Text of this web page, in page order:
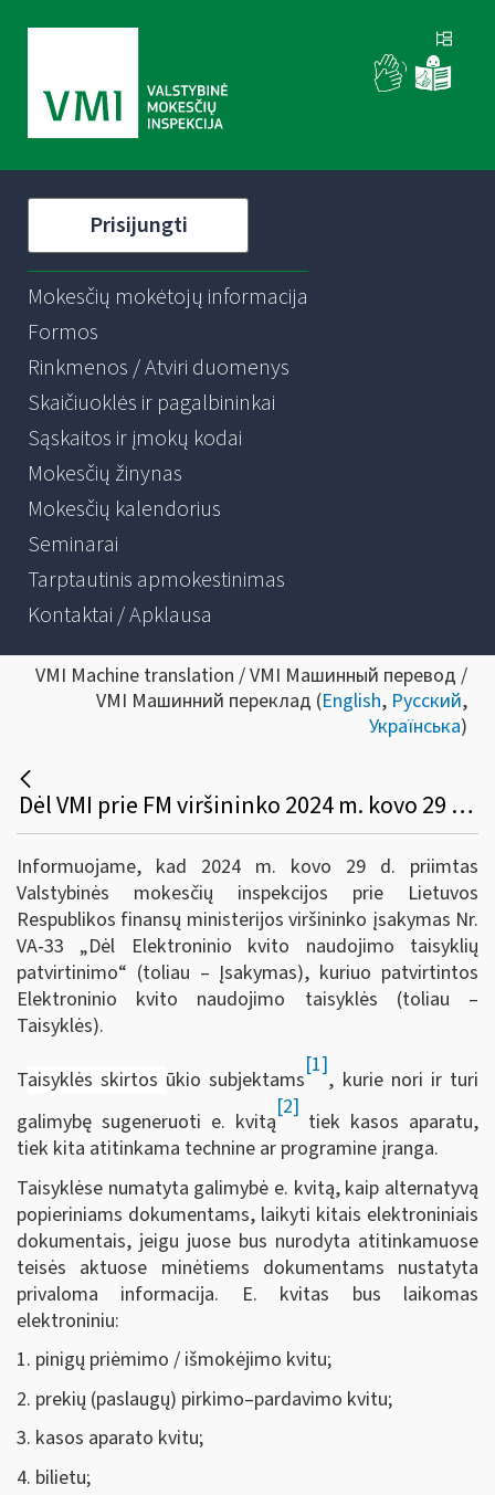
Prisijungti
Mokesčių mokėtojų informacija
Formos
Rinkmenos / Atviri duomenys
Skaičiuoklės ir pagalbininkai
Sąskaitos ir įmokų kodai
Mokesčių žinynas
Mokesčių kalendorius
Seminarai
Tarptautinis apmokestinimas
Kontaktai / Apklausa
VMI Machine translation / VMI Машинный перевод /
VMI Машинний переклад (English, Русский,
Українська)
Dėl VMI prie FM viršininko 2024 m. kovo 29 d. įsakymo Nr. VA-33
Informuojame, kad 2024 m. kovo 29 d. priimtas
Valstybinės mokesčių inspekcijos prie Lietuvos
Respublikos finansų ministerijos viršininko įsakymas Nr.
VA-33 „Dėl Elektroninio kvito naudojimo taisyklių
patvirtinimo“ (toliau – Įsakymas), kuriuo patvirtintos
Elektroninio kvito naudojimo taisyklės (toliau –
Taisyklės).
Taisyklės skirtos ūkio subjektams
[1]
, kurie nori ir turi
galimybę sugeneruoti e. kvitą
[2]
tiek kasos aparatu,
tiek kita atitinkama technine ar programine įranga.
Taisyklėse numatyta galimybė e. kvitą, kaip alternatyvą
popieriniams dokumentams, laikyti kitais elektroniniais
dokumentais, jeigu juose bus nurodyta atitinkamuose
teisės aktuose minėtiems dokumentams nustatyta
privaloma informacija. E. kvitas bus laikomas
elektroniniu:
1. pinigų priėmimo / išmokėjimo kvitu;
2. prekių (paslaugų) pirkimo–pardavimo kvitu;
3. kasos aparato kvitu;
4. bilietu;